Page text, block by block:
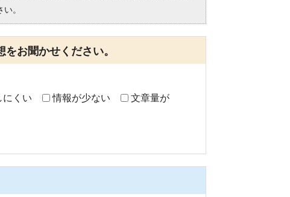
。
お聞かせください。
にくい 情報が少ない
文章量が